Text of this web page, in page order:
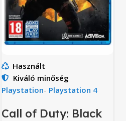
Használt
Kiváló minőség
Playstation- Playstation 4
Call of Duty: Black